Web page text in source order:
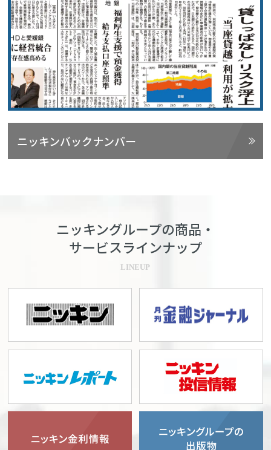
ニッキンバックナンバー
ニッキングループの商品・
サービスラインナップ
LINEUP